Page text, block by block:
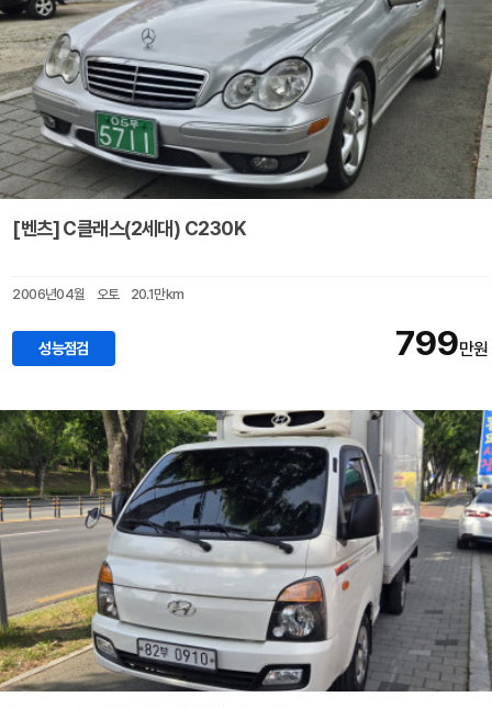
[벤츠] C클래스(2세대) C230K
2006년04월 오토 20.1만km
성능점검 799만원